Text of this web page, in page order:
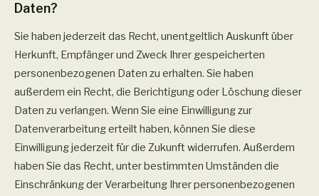
Daten?
Sie haben jederzeit das Recht, unentgeltlich Auskunft über
Herkunft, Empfänger und Zweck Ihrer gespeicherten
personenbezogenen Daten zu erhalten. Sie haben
außerdem ein Recht, die Berichtigung oder Löschung dieser
Daten zu verlangen. Wenn Sie eine Einwilligung zur
Datenverarbeitung erteilt haben, können Sie diese
Einwilligung jederzeit für die Zukunft widerrufen. Außerdem
haben Sie das Recht, unter bestimmten Umständen die
Einschränkung der Verarbeitung Ihrer personenbezogenen